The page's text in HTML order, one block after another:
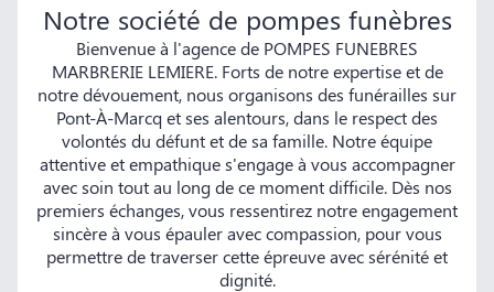
Notre société de pompes funèbres
Bienvenue à l'agence de POMPES FUNEBRES
MARBRERIE LEMIERE. Forts de notre expertise et de
notre dévouement, nous organisons des funérailles sur
Pont-À-Marcq et ses alentours, dans le respect des
volontés du défunt et de sa famille. Notre équipe
attentive et empathique s'engage à vous accompagner
avec soin tout au long de ce moment difficile. Dès nos
premiers échanges, vous ressentirez notre engagement
sincère à vous épauler avec compassion, pour vous
permettre de traverser cette épreuve avec sérénité et
dignité.